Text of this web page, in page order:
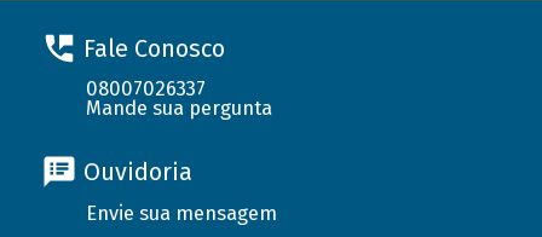
Fale Conosco
08007026337
Mande sua pergunta
Ouvidoria
Envie sua mensagem